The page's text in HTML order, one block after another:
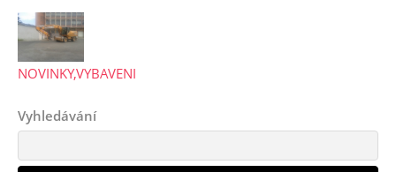
NOVINKY,VYBAVENI
Vyhledávání